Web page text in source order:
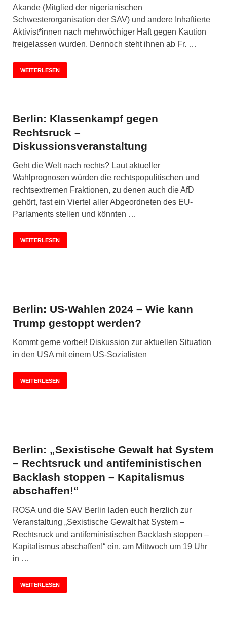
Akande (Mitglied der nigerianischen
Schwesterorganisation der SAV) und andere Inhaftierte
Aktivist*innen nach mehrwöchiger Haft gegen Kaution
freigelassen wurden. Dennoch steht ihnen ab Fr. …
WEITERLESEN
Berlin: Klassenkampf gegen
Rechtsruck –
Diskussionsveranstaltung
Geht die Welt nach rechts? Laut aktueller
Wahlprognosen würden die rechtspopulitischen und
rechtsextremen Fraktionen, zu denen auch die AfD
gehört, fast ein Viertel aller Abgeordneten des EU-
Parlaments stellen und könnten …
WEITERLESEN
Berlin: US-Wahlen 2024 – Wie kann
Trump gestoppt werden?
Kommt gerne vorbei! Diskussion zur aktuellen Situation
in den USA mit einem US-Sozialisten
WEITERLESEN
Berlin: „Sexistische Gewalt hat System
– Rechtsruck und antifeministischen
Backlash stoppen – Kapitalismus
abschaffen!“
ROSA und die SAV Berlin laden euch herzlich zur
Veranstaltung „Sexistische Gewalt hat System –
Rechtsruck und antifeministischen Backlash stoppen –
Kapitalismus abschaffen!“ ein, am Mittwoch um 19 Uhr
in …
WEITERLESEN